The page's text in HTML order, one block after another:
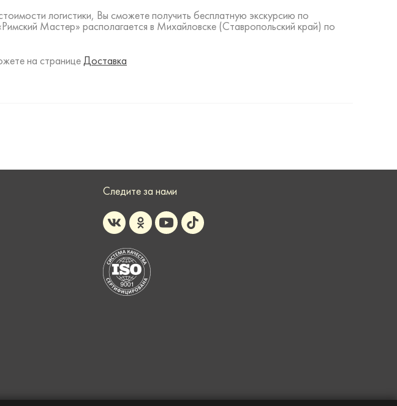
логистики, Вы сможете получить бесплатную экскурсию по
Мастер» располагается в Михайловске (Ставропольский край) по
на странице Доставка
Следите за нами